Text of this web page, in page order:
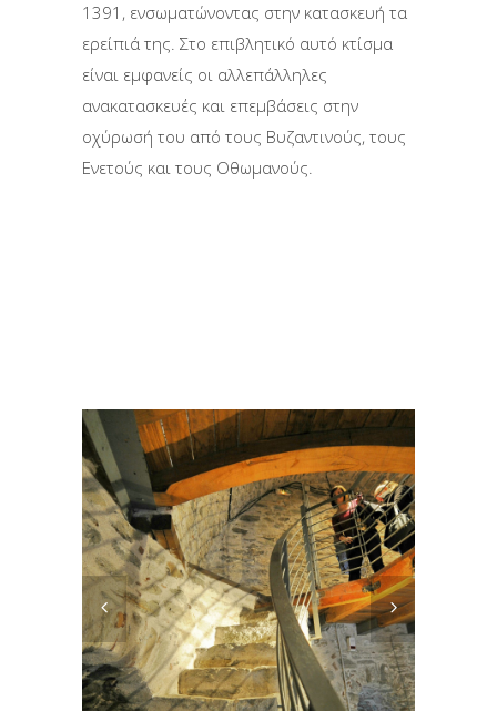
1391, ενσωματώνοντας στην κατασκευή τα
ερείπιά της. Στο επιβλητικό αυτό κτίσμα
είναι εμφανείς οι αλλεπάλληλες
ανακατασκευές και επεμβάσεις στην
οχύρωσή του από τους Βυζαντινούς, τους
Ενετούς και τους Οθωμανούς.